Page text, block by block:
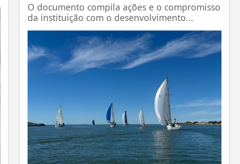
O documento compila ações e o compromisso
da instituição com o desenvolvimento...